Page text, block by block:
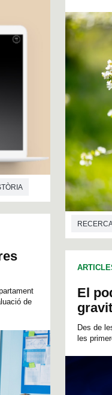
de
El
Des de
les